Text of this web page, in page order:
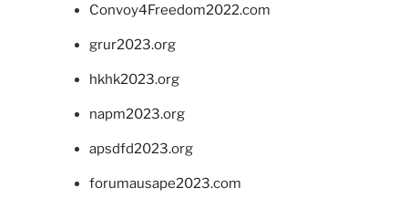
Convoy4Freedom2022.com
grur2023.org
hkhk2023.org
napm2023.org
apsdfd2023.org
forumausape2023.com